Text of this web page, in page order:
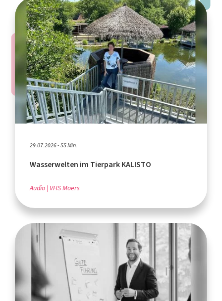
29.07.2026 - 55 Min.
Wasserwelten im Tierpark KALISTO
Audio VHS Moers